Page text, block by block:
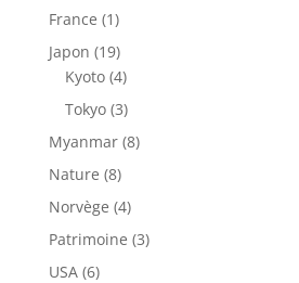
France (1)
Japon (19)
Kyoto(4)
Tokyo(3)
Myanmar(8)
Nature (8)
Norvège (4)
Patrimoine (3)
USA(6)